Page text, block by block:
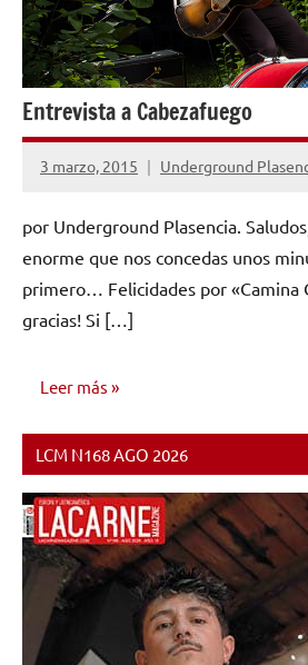
Entrevista a Cabezafuego
3 marzo, 2015 Underground
No
comentarios
por Underground Plasencia.
enorme que nos concedas unos
primero… Felicidades por «Camina
gracias! Si […]
Leer más
ENTREVISTAS
LCM N168 AGO 2026